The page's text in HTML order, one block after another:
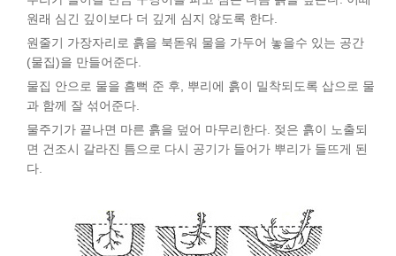
원래 심긴 깊이보다 더 깊게 심지 않도록 한다.
원줄기 가장자리로 흙을 북돋워 물을 가두어 놓을수 있는 공간
(물집)을 만들어준다.
물집 안으로 물을 흠뻑 준 후, 뿌리에 흙이 밀착되도록 삽으로 물
과 함께 잘 섞어준다.
물주기가 끝나면 마른 흙을 덮어 마무리한다. 젖은 흙이 노출되
면 건조시 갈라진 틈으로 다시 공기가 들어가 뿌리가 들뜨게 된
다.